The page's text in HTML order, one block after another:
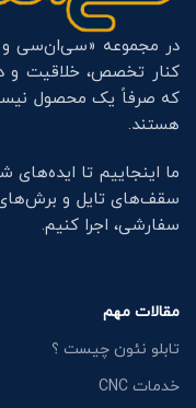
کنار تخصص، خلاقیت و
که صرفاً یک محصول
هستند.
ما اینجاییم تا ایده‌های
سفارشی، اجرا کنیم.
مقالات مهم
تابلو نئون چیست ؟
خدمات CNC